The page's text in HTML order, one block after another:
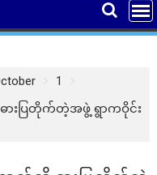
1
ားပြတိုက်တဲ့အဖွဲ့ ရွာကဝိုင်း